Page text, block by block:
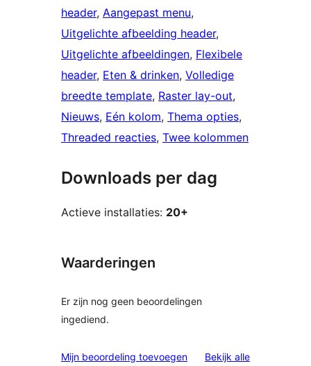
header, Aangepast menu
Uitgelichte afbeelding header
Uitgelichte afbeeldingen, Flexibele
header, Eten & drinken, Volledige
breedte template, Raster lay-out
Nieuws, Eén kolom, Thema opties
Threaded reacties, Twee kolommen
Downloads per dag
Actieve installaties: 20+
Waarderingen
Er zijn nog geen beoordelingen
ingediend.
Mijn beoordeling toevoegen Bekijk alle